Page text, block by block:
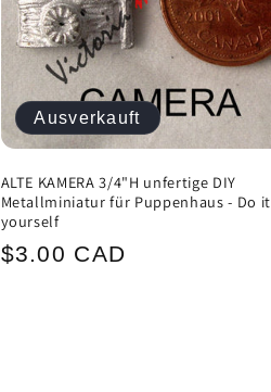
Ausverkauft
ALTE KAMERA 3/4"H unfertige DIY
Metallminiatur für Puppenhaus - Do it
yourself
Normaler
$3.00 CAD